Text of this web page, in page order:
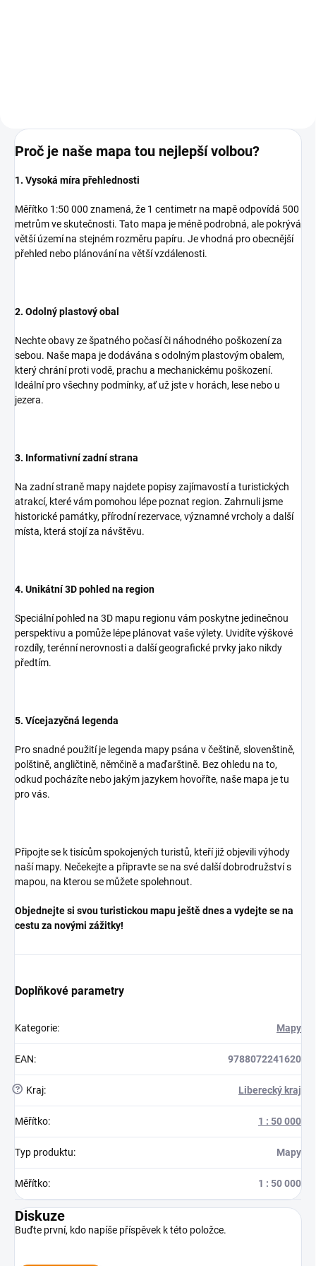
Proč je naše mapa tou nejlepší volbou?
1. Vysoká míra přehlednosti
Měřítko 1:50 000 znamená, že 1 centimetr na mapě odpovídá 500
metrům ve skutečnosti. Tato mapa je méně podrobná, ale pokrývá
větší území na stejném rozměru papíru. Je vhodná pro obecnější
přehled nebo plánování na větší vzdálenosti.
2. Odolný plastový obal
Nechte obavy ze špatného počasí či náhodného poškození za
sebou. Naše mapa je dodávána s odolným plastovým obalem,
který chrání proti vodě, prachu a mechanickému poškození.
Ideální pro všechny podmínky, ať už jste v horách, lese nebo u
jezera.
3. Informativní zadní strana
Na zadní straně mapy najdete popisy zajímavostí a turistických
atrakcí, které vám pomohou lépe poznat region. Zahrnuli jsme
historické památky, přírodní rezervace, významné vrcholy a další
místa, která stojí za návštěvu.
4. Unikátní 3D pohled na region
Speciální pohled na 3D mapu regionu vám poskytne jedinečnou
perspektivu a pomůže lépe plánovat vaše výlety. Uvidíte výškové
rozdíly, terénní nerovnosti a další geografické prvky jako nikdy
předtím.
5. Vícejazyčná legenda
Pro snadné použití je legenda mapy psána v češtině, slovenštině,
polštině, angličtině, němčině a maďarštině. Bez ohledu na to,
odkud pocházíte nebo jakým jazykem hovoříte, naše mapa je tu
pro vás.
Připojte se k tisícům spokojených turistů, kteří již objevili výhody
naší mapy. Nečekejte a připravte se na své další dobrodružství s
mapou, na kterou se můžete spolehnout.
Objednejte si svou turistickou mapu ještě dnes a vydejte se na
cestu za novými zážitky!
Doplňkové parametry
Kategorie: Mapy
EAN: 9788072241620
? Kraj: Liberecký kraj
Měřítko: 1 : 50 000
Typ produktu: Mapy
Měřítko: 1 : 50 000
Diskuze
Buďte první, kdo napíše příspěvek k této položce.